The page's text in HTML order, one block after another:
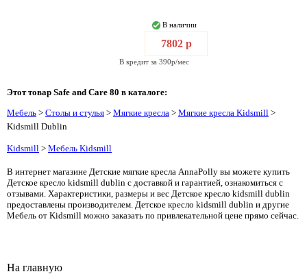
В наличии
7802 р
В кредит за 390р/мес
Этот товар Safe and Care 80 в каталоге:
Мебель > Столы и стулья > Мягкие кресла > Мягкие кресла Kidsmill >
Kidsmill Dublin
Kidsmill > Мебель Kidsmill
В интернет магазине Детские мягкие кресла AnnaPolly вы можете купить
Детское кресло kidsmill dublin с доставкой и гарантией, ознакомиться с
отзывами. Характеристики, размеры и вес Детское кресло kidsmill dublin
предоставлены производителем. Детское кресло kidsmill dublin и другие
Мебель от Kidsmill можно заказать по привлекательной цене прямо сейчас.
На главную